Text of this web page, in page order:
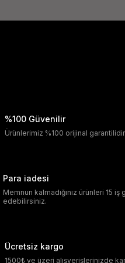
%100 Güvenilir
Ürünlerimiz %100 orijinal garantilidir.
Para iadesi
Memnun kalmadığınız ürünleri 15
edebilirsiniz.
Ücretsiz kargo
1500₺ ve üzeri alışverişlerinizde